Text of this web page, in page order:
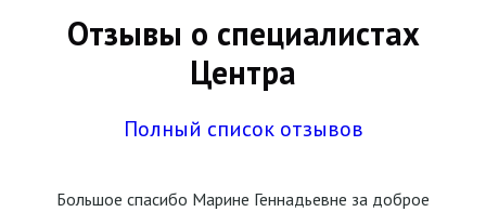
Отзывы о специалистах
Центра
Полный список отзывов
Большое спасибо Марине Геннадьевне за доброе